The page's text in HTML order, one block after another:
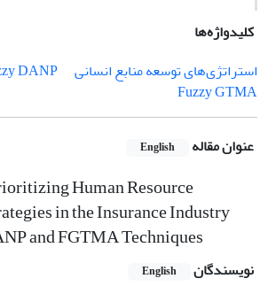
کلیدواژه‌ها
استراتژی‌های توسعه منابع انسانی
DANP
Fuzzy GTMA
عنوان مقاله English
Human Resource
in the Insurance Industry
and FGTMA Techniques
نویسندگان English